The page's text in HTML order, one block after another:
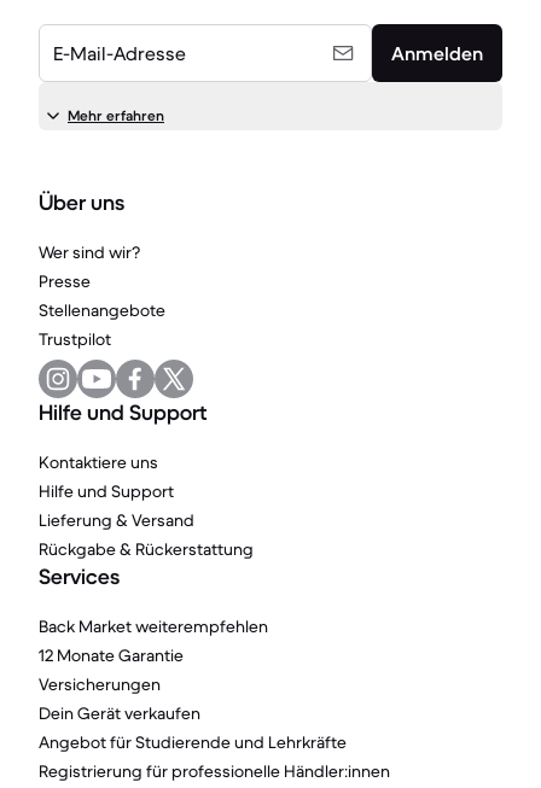
E-Mail-Adresse Anmelden
Mehr erfahren
Über uns
Wer sind wir?
Presse
Stellenangebote
Trustpilot
Hilfe und Support
Kontaktiere uns
Hilfe und Support
Lieferung & Versand
Rückgabe & Rückerstattung
Services
Back Market weiterempfehlen
12 Monate Garantie
Versicherungen
Dein Gerät verkaufen
Angebot für Studierende und Lehrkräfte
Registrierung für professionelle Händler:innen